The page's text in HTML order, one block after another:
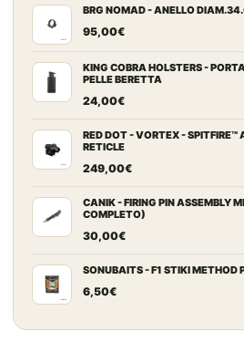
BRG NOMAD - ANELLO
95,00€
KING COBRA HOLSTERS -
PELLE BERETTA
24,00€
RED DOT - VORTEX - SPITFIRE™
RETICLE
249,00€
CANIK - FIRING PIN ASSEMBLY
COMPLETO)
30,00€
SONUBAITS - F1 STIKI METHOD
6,50€